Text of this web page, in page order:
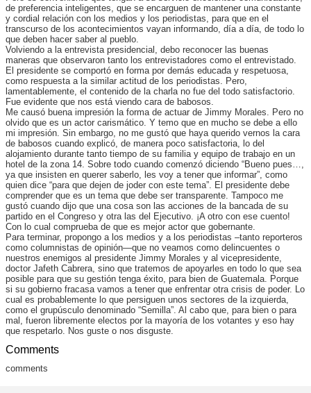
de preferencia inteligentes, que se encarguen de mantener una constante
y cordial relación con los medios y los periodistas, para que en el
transcurso de los acontecimientos vayan informando, día a día, de todo lo
que deben hacer saber al pueblo.
Volviendo a la entrevista presidencial, debo reconocer las buenas
maneras que observaron tanto los entrevistadores como el entrevistado.
El presidente se comportó en forma por demás educada y respetuosa,
como respuesta a la similar actitud de los periodistas. Pero,
lamentablemente, el contenido de la charla no fue del todo satisfactorio.
Fue evidente que nos está viendo cara de babosos.
Me causó buena impresión la forma de actuar de Jimmy Morales. Pero no
olvido que es un actor carismático. Y temo que en mucho se debe a ello
mi impresión. Sin embargo, no me gustó que haya querido vernos la cara
de babosos cuando explicó, de manera poco satisfactoria, lo del
alojamiento durante tanto tiempo de su familia y equipo de trabajo en un
hotel de la zona 14. Sobre todo cuando comenzó diciendo “Bueno pues…,
ya que insisten en querer saberlo, les voy a tener que informar”, como
quien dice “para que dejen de joder con este tema”. El presidente debe
comprender que es un tema que debe ser transparente. Tampoco me
gustó cuando dijo que una cosa son las acciones de la bancada de su
partido en el Congreso y otra las del Ejecutivo. ¡A otro con ese cuento!
Con lo cual comprueba de que es mejor actor que gobernante.
Para terminar, propongo a los medios y a los periodistas –tanto reporteros
como columnistas de opinión—que no veamos como delincuentes o
nuestros enemigos al presidente Jimmy Morales y al vicepresidente,
doctor Jafeth Cabrera, sino que tratemos de apoyarles en todo lo que sea
posible para que su gestión tenga éxito, para bien de Guatemala. Porque
si su gobierno fracasa vamos a tener que enfrentar otra crisis de poder. Lo
cual es probablemente lo que persiguen unos sectores de la izquierda,
como el grupúsculo denominado “Semilla”. Al cabo que, para bien o para
mal, fueron libremente electos por la mayoría de los votantes y eso hay
que respetarlo. Nos guste o nos disguste.
Comments
comments